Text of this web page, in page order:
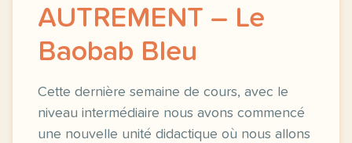
AUTREMENT – Le
Baobab Bleu
Cette dernière semaine de cours, avec le
niveau intermédiaire nous avons commencé
une nouvelle unité didactique où nous allons